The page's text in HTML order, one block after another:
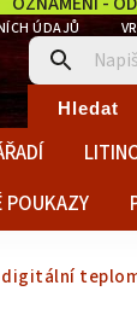
ÚDAJŮ
Hledat
POUKAZY
digitální